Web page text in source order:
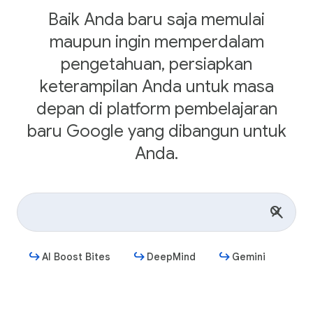
Baik Anda baru saja memulai
maupun ingin memperdalam
pengetahuan, persiapkan
keterampilan Anda untuk masa
depan di platform pembelajaran
baru Google yang dibangun untuk
Anda.
AI Boost Bites DeepMind Gemini